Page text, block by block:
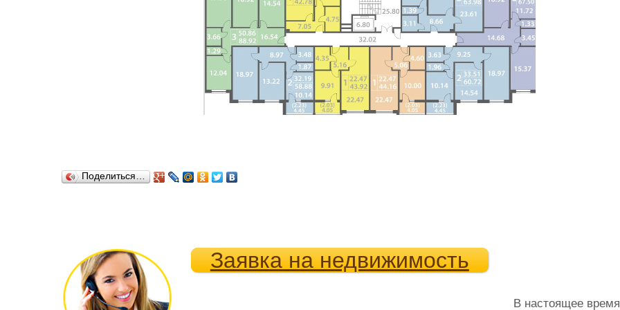
Поделиться…
Заявка на недвижимость
В настоящее